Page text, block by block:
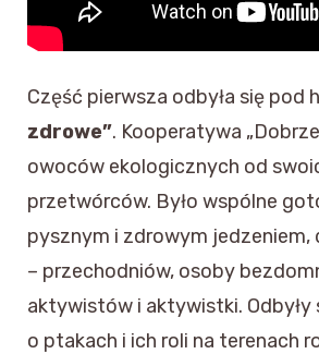
Część pierwsza odbyła się pod
zdrowe”. Kooperatywa
owoców ekologicznych od
przetwórców. Było wspólne
pysznym i zdrowym
– przechodniów, osoby
aktywistów i aktywistki.
o ptakach i ich roli na terenach